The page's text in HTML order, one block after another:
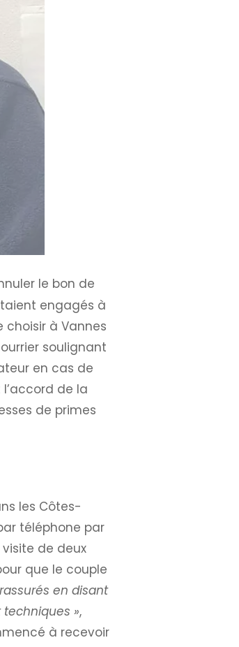
le bon de
engagés à
choisir à Vannes
soulignant
en cas de
de la
de primes
les Côtes-
téléphone par
de deux
que le couple
en disant
»,
à recevoir